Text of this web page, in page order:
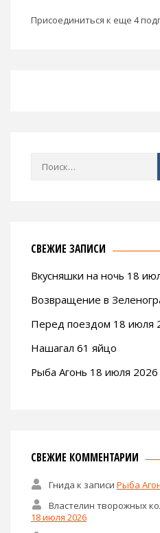
Присоединиться к еще 4
Найти:
СВЕЖИЕ ЗАПИСИ
Вкусняшки на ночь 18
Возвращение в
Перед поездом 18 июля
Нашагал 61 яйцо
Рыба Агонь 18 июля 2026
СВЕЖИЕ КОММЕНТАРИИ
Гнида к записи Рыба
Властелин творожных
18 июля 2026